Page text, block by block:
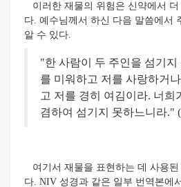
이러한 재물의 위험은 신약에서 더
다. 예수님께서 하신 다음 말씀에서
알 수 있다.
"한 사람이 두 주인을 섬기지
를 미워하고 저를 사랑하거
고 저를 경히 여김이라. 너희
겸하여 섬기지 못하느니라."
여기서 재물을 표현하는 데 사용된
다. NIV 성경과 같은 일부 번역본에